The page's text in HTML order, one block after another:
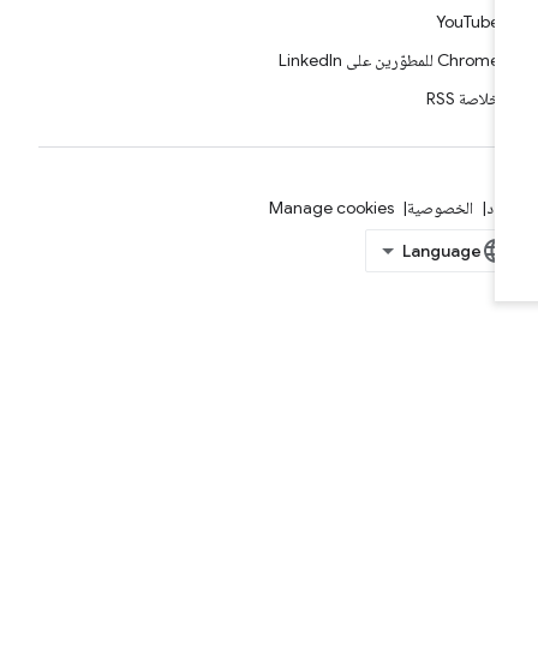
YouTube
Chrome للمطوّرين على LinkedIn
خلاصة RSS
الخصوصية Manage cookies